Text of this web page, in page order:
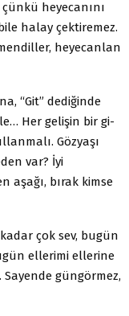
heyecanını
halay çektiremez.
heyecanlan
“Git” dediğinde
Her gelişin bir gi­
Gözyaşı
var? İyi
aşağı, bırak kimse
çok sev, bugün
ellerimi ellerine
güngörmez,